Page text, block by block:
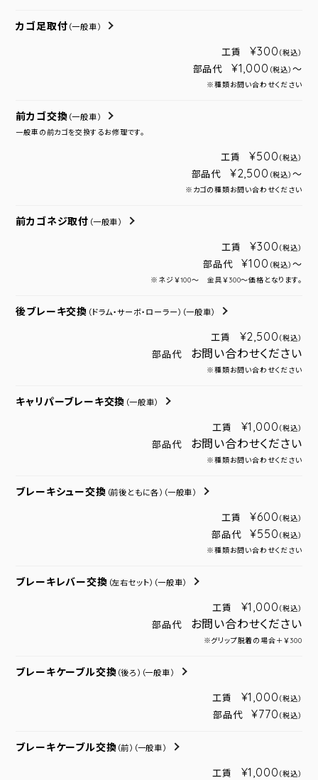
カゴ足取付 （一般車）
工賃 ¥300 （税込）
部品代 ¥1,000 （税込） ～
※種類お問い合わせください
前カゴ交換 （一般車）
一般車の前カゴを交換するお修理です。
工賃 ¥500 （税込）
部品代 ¥2,500 （税込） ～
※カゴの種類お問い合わせください
前カゴネジ取付 （一般車）
工賃 ¥300 （税込）
部品代 ¥100 （税込） ～
※ネジ￥100～ 金具￥300～価格となります。
後ブレーキ交換 （ドラム・サーボ・ローラー） （一般車）
工賃 ¥2,500 （税込）
部品代 お問い合わせください
※種類お問い合わせください
キャリパーブレーキ交換 （一般車）
工賃 ¥1,000 （税込）
部品代 お問い合わせください
※種類お問い合わせください
ブレーキシュー交換 （前後ともに各） （一般車）
工賃 ¥600 （税込）
部品代 ¥550 （税込）
※種類お問い合わせください
ブレーキレバー交換 （左右セット） （一般車）
工賃 ¥1,000 （税込）
部品代 お問い合わせください
※グリップ脱着の場合＋￥300
ブレーキケーブル交換 （後ろ） （一般車）
工賃 ¥1,000 （税込）
部品代 ¥770 （税込）
ブレーキケーブル交換 （前） （一般車）
工賃 ¥1,000 （税込）